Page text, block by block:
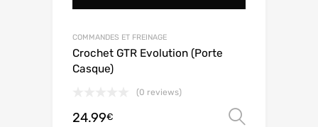
COMMANDES ET FREINAGE
Crochet GTR Evolution (Porte
Casque)
(0 reviews)
24.99€